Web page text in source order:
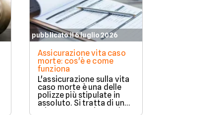
pubblicato il 6 luglio 2026
Assicurazione vita caso
morte: cos'è e come
funziona
L'assicurazione sulla vita
caso morte è una delle
polizze più stipulate in
assoluto. Si tratta di una
misura preventiva molto